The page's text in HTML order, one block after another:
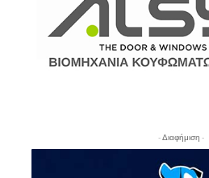
- Διαφήμιση -